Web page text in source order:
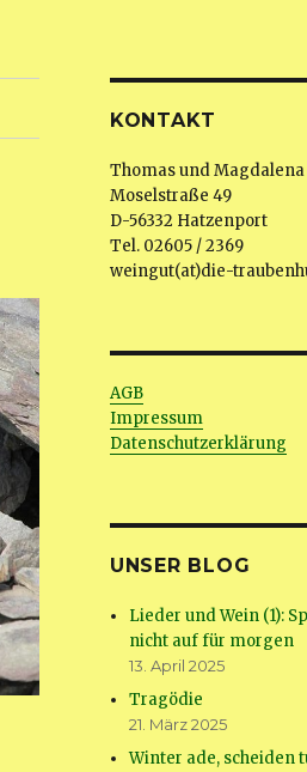
KONTAKT
Thomas und
Moselstraße 49
D-56332 Hatzenport
Tel. 02605 / 2369
weingut(at)die-
AGB
Impressum
Datenschutzerklärung
UNSER BLOG
Lieder und Wein (1):
nicht auf für morgen
13. April 2025
Tragödie
21. März 2025
Winter ade, scheiden